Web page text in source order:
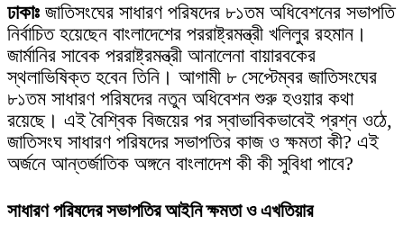
ঢাকাঃ জাতিসংঘের সাধারণ পরিষদের ৮১তম অধিবেশনের সভাপতি
নির্বাচিত হয়েছেন বাংলাদেশের পররাষ্ট্রমন্ত্রী খলিলুর রহমান।
জার্মানির সাবেক পররাষ্ট্রমন্ত্রী আনালেনা বায়ারবকের
স্থলাভিষিক্ত হবেন তিনি। আগামী ৮ সেপ্টেম্বর জাতিসংঘের
৮১তম সাধারণ পরিষদের নতুন অধিবেশন শুরু হওয়ার কথা
রয়েছে। এই বৈশ্বিক বিজয়ের পর স্বাভাবিকভাবেই প্রশ্ন ওঠে,
জাতিসংঘ সাধারণ পরিষদের সভাপতির কাজ ও ক্ষমতা কী? এই
অর্জনে আন্তর্জাতিক অঙ্গনে বাংলাদেশ কী কী সুবিধা পাবে?
সাধারণ পরিষদের সভাপতির আইনি ক্ষমতা ও এখতিয়ার